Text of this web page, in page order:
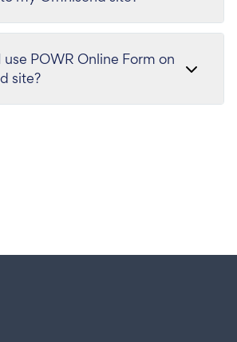
POWR Online Form on
site?